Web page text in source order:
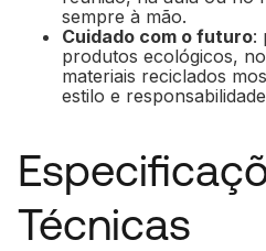
sempre à mão.
Cuidado com o futuro:
produtos ecológicos,
materiais reciclados
estilo e
Técnicas